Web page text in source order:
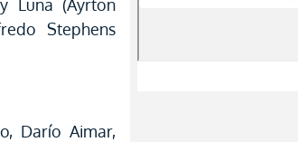
Luna (Ayrton
Stephens
Darío Aimar,